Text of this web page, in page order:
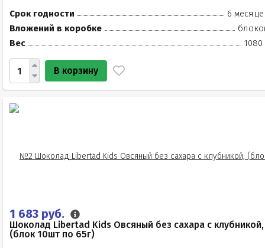
Срок годности
6
Вложений в коробке
Вес
1080
В корзину
1 683 руб.
Шоколад Libertad Kids Овсяный без сахара с клубникой,
(блок 10шт по 65г)